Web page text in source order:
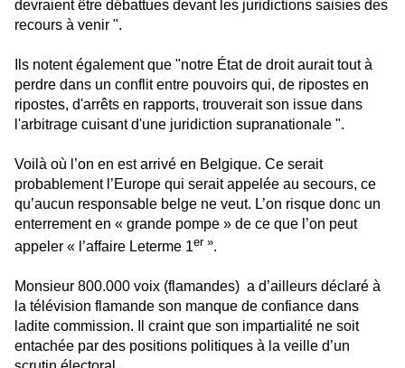
devraient être débattues devant les juridictions saisies des
recours à venir ".
Ils notent également que "notre État de droit aurait tout à
perdre dans un conflit entre pouvoirs qui, de ripostes en
ripostes, d'arrêts en rapports, trouverait son issue dans
l'arbitrage cuisant d'une juridiction supranationale ".
Voilà où l’on en est arrivé en Belgique. Ce serait
probablement l’Europe qui serait appelée au secours, ce
qu’aucun responsable belge ne veut. L’on risque donc un
enterrement en « grande pompe » de ce que l’on peut
appeler « l’affaire Leterme 1er ».
Monsieur 800.000 voix (flamandes) a d’ailleurs déclaré à
la télévision flamande son manque de confiance dans
ladite commission. Il craint que son impartialité ne soit
entachée par des positions politiques à la veille d’un